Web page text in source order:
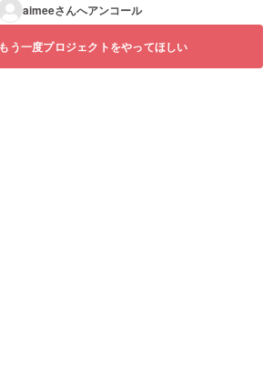
aimeeさんへアンコール
もう一度プロジェクトをやってほしい